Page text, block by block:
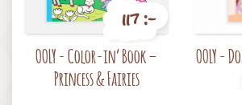
117 :-
OOLY - Color-in’ Book –
Princess & Fairies
OOLY -